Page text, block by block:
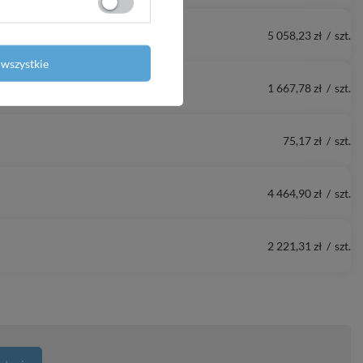
5 058,23 zł / szt.
1 667,78 zł / szt.
75,17 zł / szt.
4 464,90 zł / szt.
2 221,31 zł / szt.